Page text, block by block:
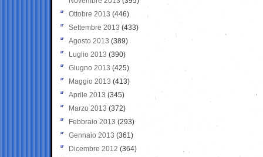
Ottobre 2013 (446)
Settembre 2013 (433)
Agosto 2013 (389)
Luglio 2013 (390)
Giugno 2013 (425)
Maggio 2013 (413)
Aprile 2013 (345)
Marzo 2013 (372)
Febbraio 2013 (293)
Gennaio 2013 (361)
Dicembre 2012 (364)